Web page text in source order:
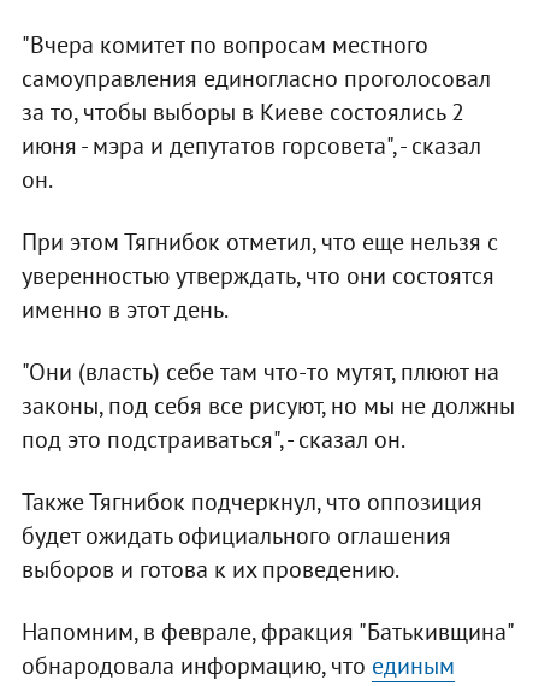
"Вчера комитет по вопросам местного
самоуправления единогласно проголосовал
за то, чтобы выборы в Киеве состоялись 2
июня - мэра и депутатов горсовета", - сказал
он.
При этом Тягнибок отметил, что еще нельзя с
уверенностью утверждать, что они состоятся
именно в этот день.
"Они (власть) себе там что-то мутят, плюют на
законы, под себя все рисуют, но мы не должны
под это подстраиваться", - сказал он.
Также Тягнибок подчеркнул, что оппозиция
будет ожидать официального оглашения
выборов и готова к их проведению.
Напомним, в феврале, фракция "Батькивщина"
обнародовала информацию, что единым